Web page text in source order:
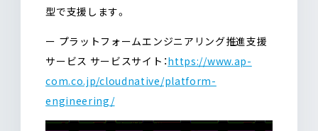
型で支援します。
ー プラットフォームエンジニアリング推進支援
サービス サービスサイト：https://www.ap-
com.co.jp/cloudnative/platform-
engineering/